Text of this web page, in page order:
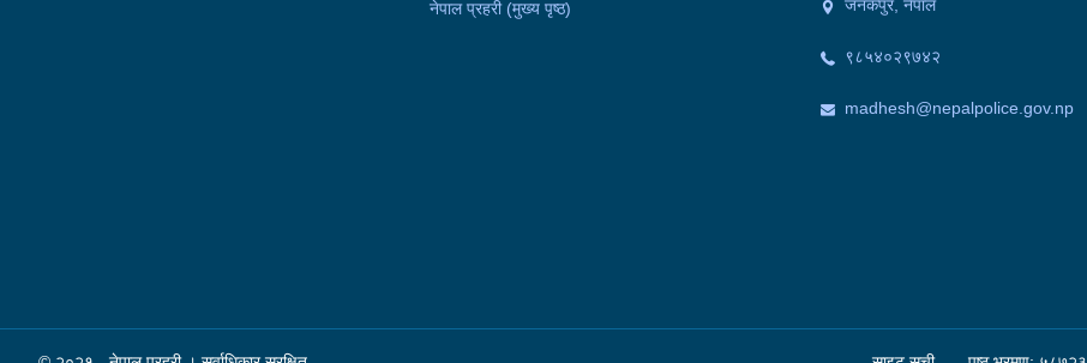
नेपाल प्रहरी (मुख्य पृष्ठ) जनकपुर, नेपाल
९८५४०२९७४२
madhesh@nepalpolice.gov.np